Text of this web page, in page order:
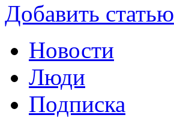
Добавить статью
Новости
Люди
Подписка